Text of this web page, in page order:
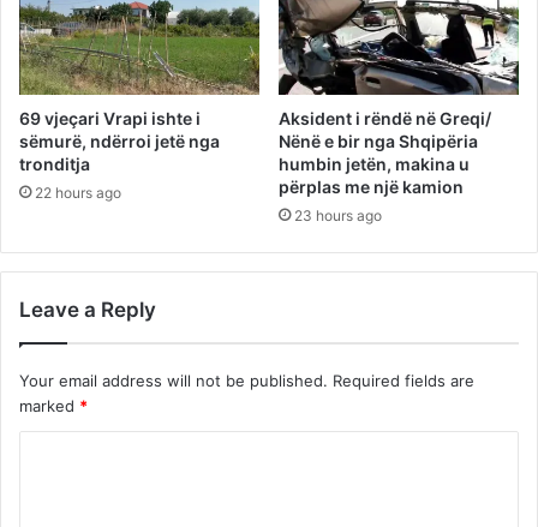
69 vjeçari Vrapi ishte i
sëmurë, ndërroi jetë nga
tronditja
22 hours ago
Aksident i rëndë në Greqi/
Nënë e bir nga Shqipëria
humbin jetën, makina u
përplas me një kamion
23 hours ago
Leave a Reply
Your email address will not be published. Required fields are
marked *